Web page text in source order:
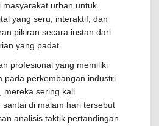
urban untuk
yang seru, interaktif, dan
pikiran secara instan dari
yang padat.
profesional yang memiliki
pada perkembangan industri
mereka sering kali
di malam hari tersebut
analisis taktik pertandingan